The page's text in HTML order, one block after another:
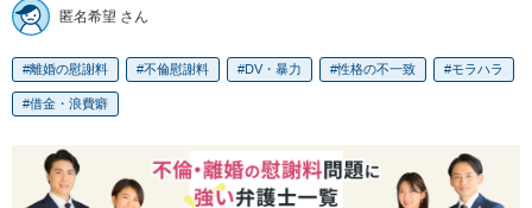
匿名希望 さん
離婚の慰謝料 不倫慰謝料 DV・暴力 性格の不一致 モラハラ
借金・浪費癖